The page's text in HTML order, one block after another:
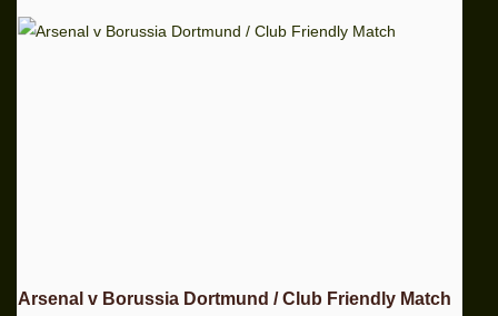
Arsenal v Borussia Dortmund / Club Friendly Match